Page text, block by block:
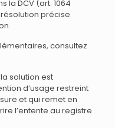
la DCV (art. 1064
précise
consultez
solution est
d’usage restreint
et qui remet en
l’entente au registre